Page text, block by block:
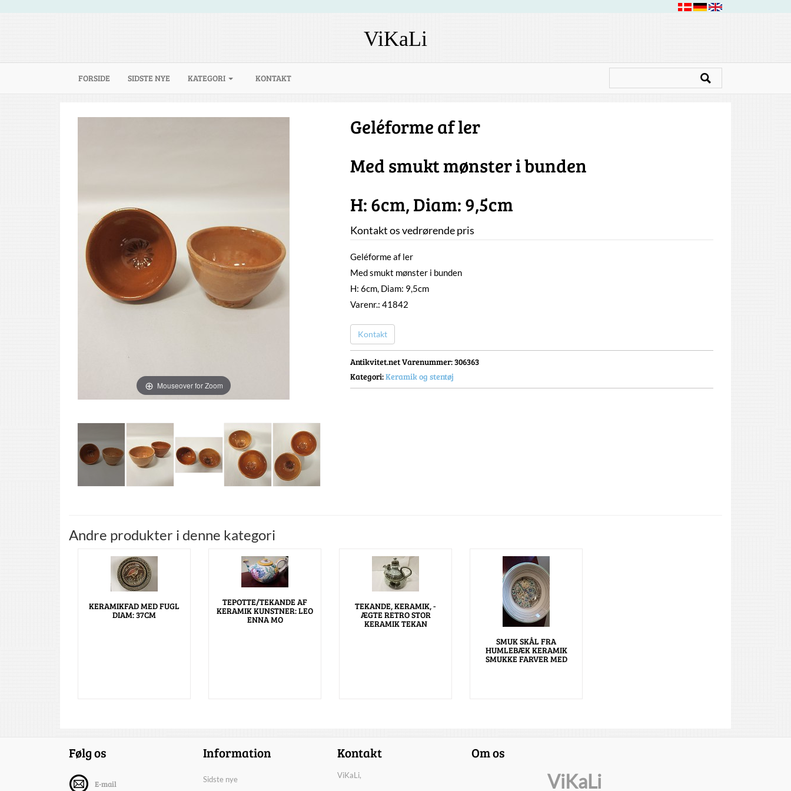
ViKaLi
FORSIDE (CURRENT)
SIDSTE NYE KATEGORI KONTAKT
Mouseover for Zoom
Geléforme af ler
Med smukt mønster i bunden
H: 6cm, Diam: 9,5cm
Kontakt os vedrørende pris
Geléforme af ler
Med smukt mønster i bunden
H: 6cm, Diam: 9,5cm
Varenr.: 41842
Kontakt
Antikvitet.net Varenummer: 306363
Kategori:Keramik og stentøj
Andre produkter i denne kategori
KERAMIKFAD MED FUGL
DIAM: 37CM
TEPOTTE/TEKANDE AF
KERAMIK KUNSTNER: LEO
ENNA MO
TEKANDE, KERAMIK, -
ÆGTE RETRO STOR
KERAMIK TEKAN
SMUK SKÅL FRA
HUMLEBÆK KERAMIK
SMUKKE FARVER MED
Følg os
E-mail
Information
Sidste nye
Kontakt
ViKaLi,
Om os
ViKaLi